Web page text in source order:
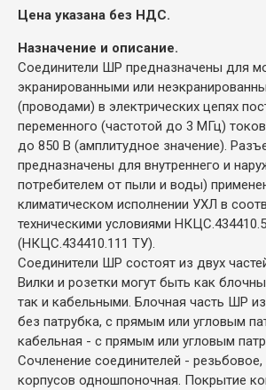
Цена указана без НДС.
Назначение и описание.
Соединители ШР предназначены для
экранированными или
(проводами) в электрических цепях
переменного (частотой до 3 МГц)
до 850 В (амплитудное значение).
предназначены для внутреннего и
потребителем от пыли и воды)
климатическом исполнении УХЛ в
техническими условиями
(НКЦС.434410.111 ТУ).
Соединители ШР состоят из двух
Вилки и розетки могут быть как
так и кабельными. Блочная часть ШР
без патрубка, с прямым или угловым
кабельная - с прямым или угловым
Сочленение соединителей - резьбовое,
корпусов одношпоночная. Покрытие